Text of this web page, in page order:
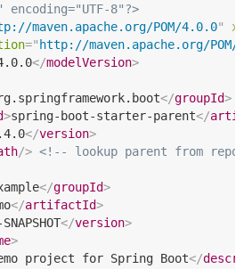
8"?>
maven.apache.org/POM/4.0.0"
=" http://maven.apache.org/
</modelVersion>
</groupId>
>spring-boot-starter-parent</
</version>
/> <!-- lookup parent from
</groupId>
</artifactId>
</version>
>
project for Spring Boot</